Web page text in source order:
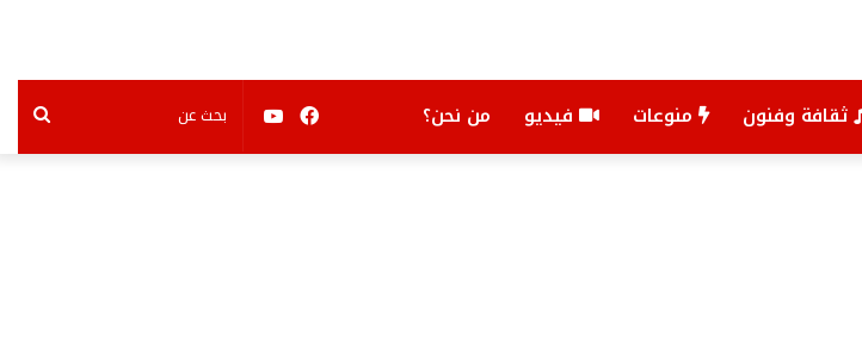
ثقافة وفنون منوعات فيديو من نحن؟ بحث يوتيوبفيسبوك